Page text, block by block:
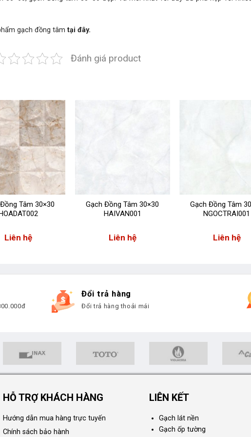
gạch đồng tâmtại đây.
Đánh giá product
Tâm 30×30
Liên hệ
Gạch Đồng Tâm 30×30
HAIVAN001
Liên hệ
Gạch Đồng Tâm
NGOCTRAI001
Liên hệ
Đổi trả hàng
Đổi trả hàng thoải mái
HỖ TRỢ KHÁCH HÀNG
Hướng dẫn mua hàng trực tuyến
Chính sách bảo hành
LIÊN KẾT
Gạch lát nền
Gạch ốp tường